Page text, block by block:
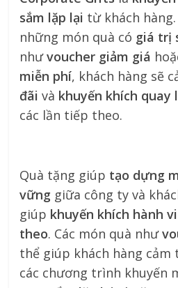
sắm lặp lại từ khách
những món quà có giá trị
nhưvoucher giảm giá
miễn phí, khách hàng sẽ
đãi và khuyến khích quay
các lần tiếp theo.
Quà tặng giúp tạo dựng
vững giữa công ty và
giúp khuyến khích hành
theo. Các món quà như
thể giúp khách hàng cảm
các chương trình khuyến